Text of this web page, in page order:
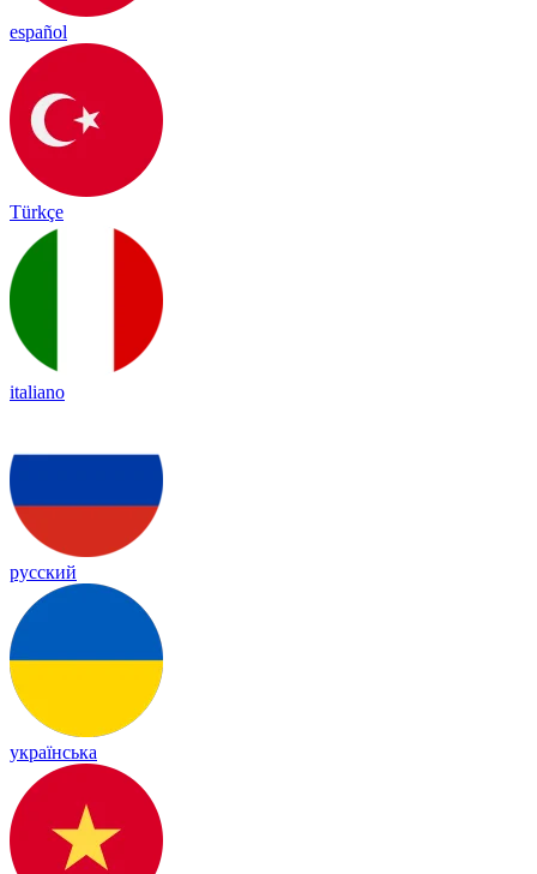
español
Türkçe
italiano
русский
українська